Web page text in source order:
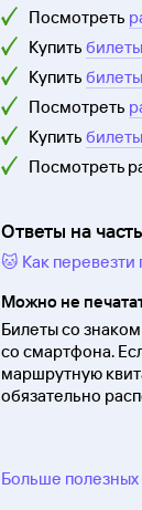
Посмотреть
Купить
Купить
Посмотреть
Купить
Посмотреть
Ответы на
🐱 Как перевезти
Можно не
Билеты со знаком
со смартфона.
маршрутную
обязательно
Больше полезных